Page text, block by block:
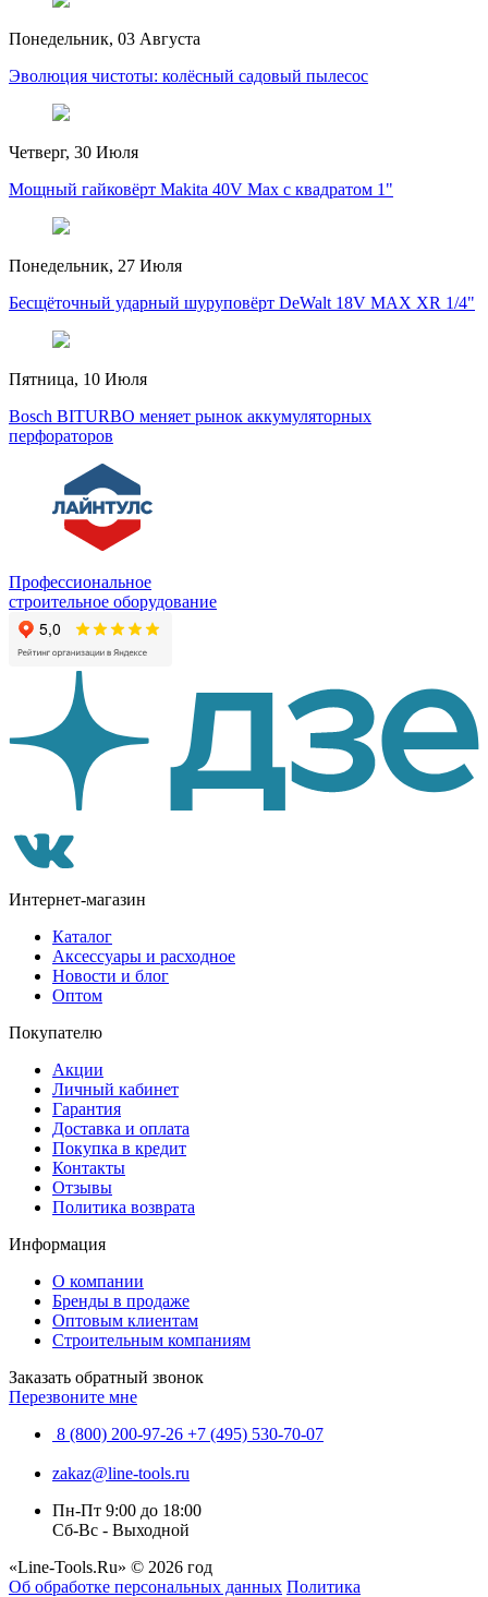
Понедельник, 03 Августа
Эволюция чистоты: колёсный садовый пылесос
Четверг, 30 Июля
Мощный гайковёрт Makita 40V Max с квадратом 1"
Понедельник, 27 Июля
Бесщёточный ударный шуруповёрт DeWalt 18V MAX XR 1/4"
Пятница, 10 Июля
Bosch BITURBO меняет рынок аккумуляторных
перфораторов
Профессиональное
строительное оборудование
Интернет-магазин
Каталог
Аксессуары и расходное
Новости и блог
Оптом
Покупателю
Акции
Личный кабинет
Гарантия
Доставка и оплата
Покупка в кредит
Контакты
Отзывы
Политика возврата
Информация
О компании
Бренды в продаже
Оптовым клиентам
Строительным компаниям
Заказать обратный звонок
Перезвоните мне
8 (800) 200-97-26 +7 (495) 530-70-07
zakaz@line-tools.ru
Пн-Пт 9:00 до 18:00
Сб-Вс - Выходной
«Line-Tools.Ru» © 2026 год
Об обработке персональных данных Политика